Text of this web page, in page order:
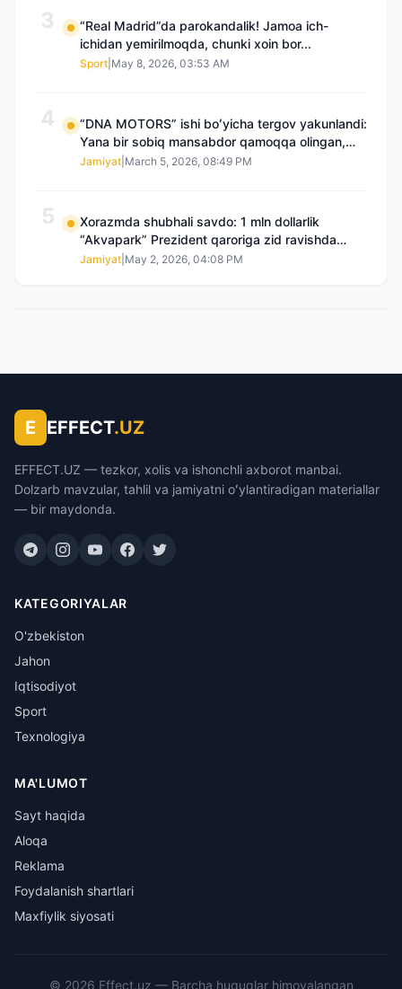
3
“Real Madrid”da parokandalik! Jamoa ich-
ichidan yemirilmoqda, chunki xoin bor...
Sport May 8, 2026, 03:53 AM
4
“DNA MOTORS” ishi boʻyicha tergov yakunlandi:
Yana bir sobiq mansabdor qamoqqa olingan,
Saidnazirxanovaning “zami” gʻoyib boʻlgan
Jamiyat March 5, 2026, 08:49 PM
5
Xorazmda shubhali savdo: 1 mln dollarlik
“Akvapark” Prezident qaroriga zid ravishda
sotilgani maʼlum boʻldi
Jamiyat May 2, 2026, 04:08 PM
E EFFECT.UZ
EFFECT.UZ — tezkor, xolis va ishonchli axborot manbai.
Dolzarb mavzular, tahlil va jamiyatni oʻylantiradigan materiallar
— bir maydonda.
KATEGORIYALAR
O'zbekiston
Jahon
Iqtisodiyot
Sport
Texnologiya
MA'LUMOT
Sayt haqida
Aloqa
Reklama
Foydalanish shartlari
Maxfiylik siyosati
© 2026 Effect.uz — Barcha huquqlar himoyalangan